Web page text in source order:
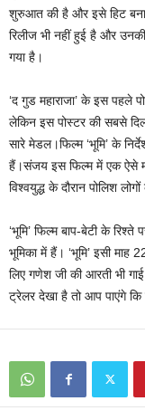
शुरुआत की है और इसे हिट
रिलीज भी नहीं हुई है और
गया है।
‘द गुड महाराजा’ के इस पहले
लेकिन इस पोस्‍टर की सबसे
सारे मेडल।फिल्म ‘भूमि’ के
हैं।संजय इस फिल्‍म में एक ऐसे
विश्‍वयुद्ध के दौरान पोलिश
‘भूमि’ फिल्म बाप-बेटी के
भूमिका में हैं। ‘भूमि’ इसी माह
लिए गणेश जी की आरती भी
ट्रेलर देखा है तो आप पाएंगे